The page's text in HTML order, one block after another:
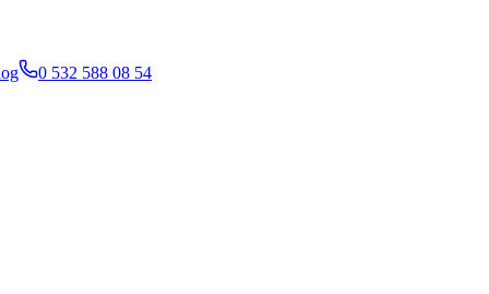
0 532 588 08 54